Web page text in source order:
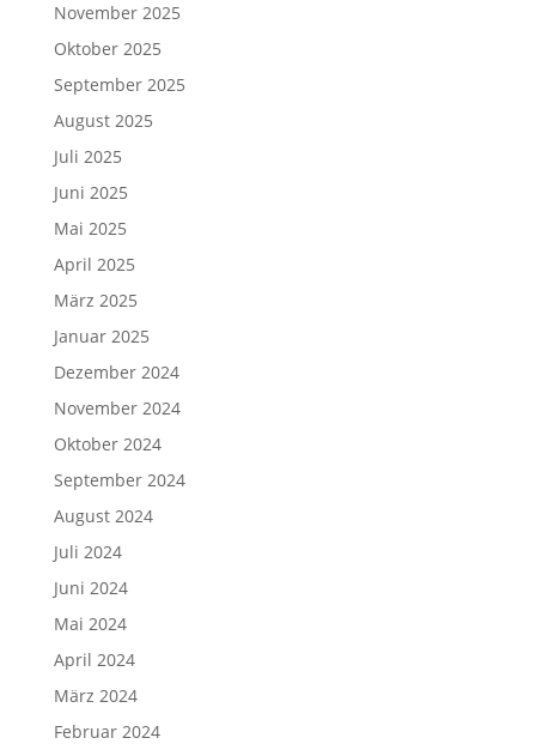
November 2025
Oktober 2025
September 2025
August 2025
Juli 2025
Juni 2025
Mai 2025
April 2025
März 2025
Januar 2025
Dezember 2024
November 2024
Oktober 2024
September 2024
August 2024
Juli 2024
Juni 2024
Mai 2024
April 2024
März 2024
Februar 2024